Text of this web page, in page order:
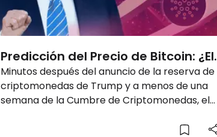
Predicción del Precio de Bitcoin: ¿El
Precio de BTC Superará los $100K
ANTES o DESPUÉS de la Cumbre de
Criptomonedas?
Minutos después del anuncio de la reserva de
criptomonedas de Trump y a menos de una
semana de la Cumbre de Criptomonedas, el
aumento de más del 11% en la capitalización